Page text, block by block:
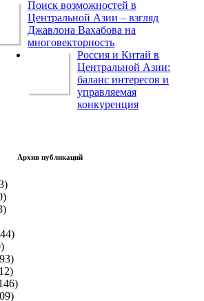
Поиск возможностей в
Центральной Азии – взгляд
Джавлона Вахабова на
многовекторность
Россия и Китай в
Центральной Азии:
баланс интересов и
управляемая
конкуренция
Архив публикаций